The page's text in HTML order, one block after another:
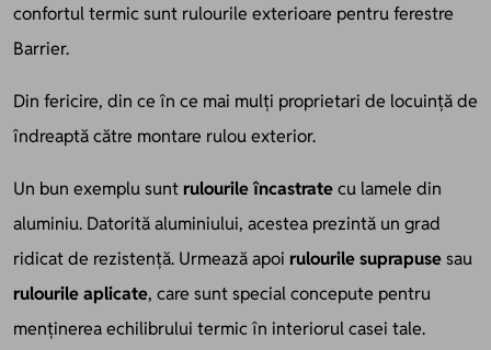
confortul termic sunt rulourile exterioare pentru ferestre
Barrier.
Din fericire, din ce în ce mai mulți proprietari de locuință de
îndreaptă către montare rulou exterior.
Un bun exemplu sunt rulourile încastratecu lamele din
aluminiu. Datorită aluminiului, acestea prezintă un grad
ridicat de rezistență. Urmează apoi rulourile suprapusesau
rulourile aplicate, care sunt special concepute pentru
menținerea echilibrului termic în interiorul casei tale.